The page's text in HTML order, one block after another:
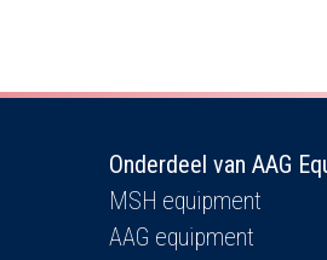
Onderdeel van AAG
MSH equipment
AAG equipment